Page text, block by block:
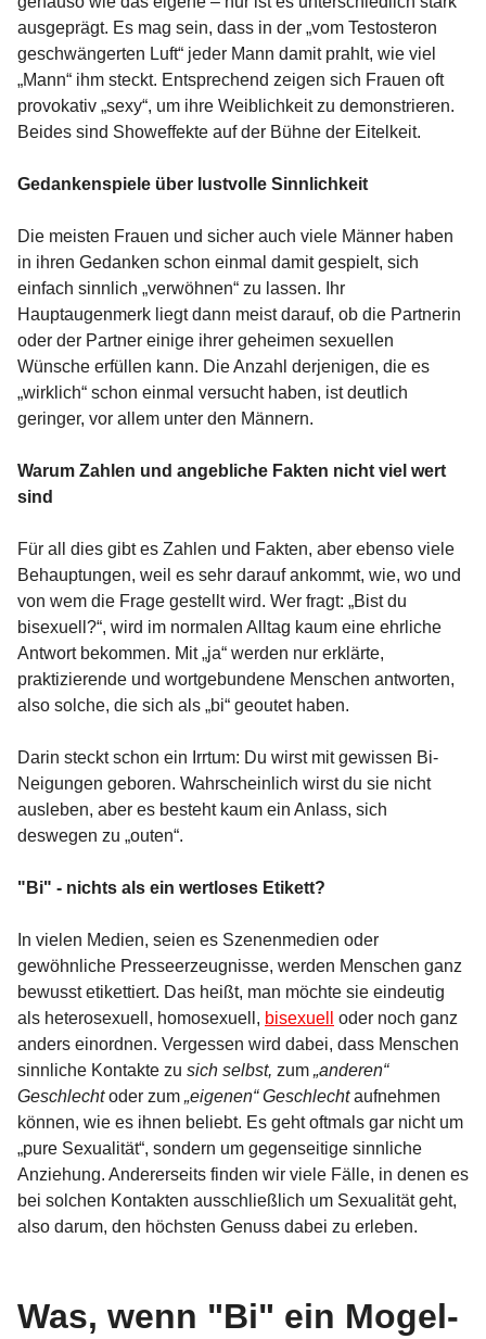
ausgeprägt. Es mag sein, dass in der „vom Testosteron
geschwängerten Luft“ jeder Mann damit prahlt, wie viel
„Mann“ ihm steckt. Entsprechend zeigen sich Frauen oft
provokativ „sexy“, um ihre Weiblichkeit zu demonstrieren.
Beides sind Showeffekte auf der Bühne der Eitelkeit.
Gedankenspiele über lustvolle Sinnlichkeit
Die meisten Frauen und sicher auch viele Männer haben
in ihren Gedanken schon einmal damit gespielt, sich
einfach sinnlich „verwöhnen“ zu lassen. Ihr
Hauptaugenmerk liegt dann meist darauf, ob die Partnerin
oder der Partner einige ihrer geheimen sexuellen
Wünsche erfüllen kann. Die Anzahl derjenigen, die es
„wirklich“ schon einmal versucht haben, ist deutlich
geringer, vor allem unter den Männern.
Warum Zahlen und angebliche Fakten nicht viel wert
sind
Für all dies gibt es Zahlen und Fakten, aber ebenso viele
Behauptungen, weil es sehr darauf ankommt, wie, wo und
von wem die Frage gestellt wird. Wer fragt: „Bist du
bisexuell?“, wird im normalen Alltag kaum eine ehrliche
Antwort bekommen. Mit „ja“ werden nur erklärte,
praktizierende und wortgebundene Menschen antworten,
also solche, die sich als „bi“ geoutet haben.
Darin steckt schon ein Irrtum: Du wirst mit gewissen Bi-
Neigungen geboren. Wahrscheinlich wirst du sie nicht
ausleben, aber es besteht kaum ein Anlass, sich
deswegen zu „outen“.
"Bi" - nichts als ein wertloses Etikett?
In vielen Medien, seien es Szenenmedien oder
gewöhnliche Presseerzeugnisse, werden Menschen ganz
bewusst etikettiert. Das heißt, man möchte sie eindeutig
als heterosexuell, homosexuell, bisexuell
oder noch ganz
anders einordnen. Vergessen wird dabei, dass Menschen
sinnliche Kontakte zu sich selbst, zum „anderen“
Geschlechtoder zum „eigenen“ Geschlechtaufnehmen
können, wie es ihnen beliebt. Es geht oftmals gar nicht um
„pure Sexualität“, sondern um gegenseitige sinnliche
Anziehung. Andererseits finden wir viele Fälle, in denen es
bei solchen Kontakten ausschließlich um Sexualität geht,
also darum, den höchsten Genuss dabei zu erleben.
Was, wenn "Bi" ein Mogel-